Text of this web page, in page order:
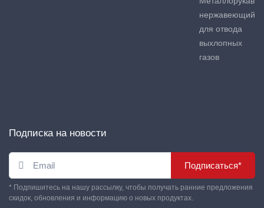
нержавеющий
для отвода
выхлопных
газов
Подписка на новости
Подписаться*
* Подпишитесь на нашу рассылку, чтобы получать ранние предложения
скидок, обновления и информацию о новых продуктах.